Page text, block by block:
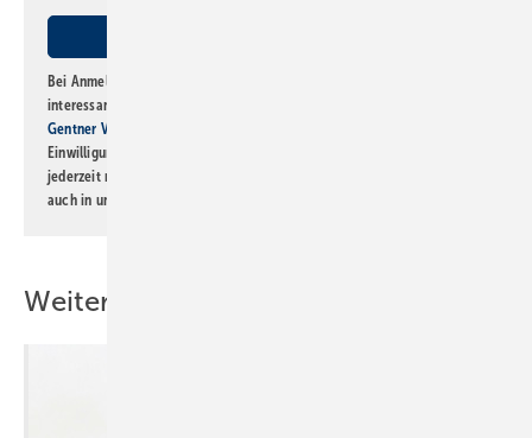
Bei Anmeldung zu diesem Newsletter bin ich damit einverstanden, über
interessante Verlags- und Online-Angebote
Gentner Verlag GmbH & Co. KG
Einwilligung kann ich jederzeit widerrufen und eine Abmeldung ist
jederzeit möglich. Informationen zum Umgang mit Daten finden Sie
auch in unserer
Weitere Inhalte